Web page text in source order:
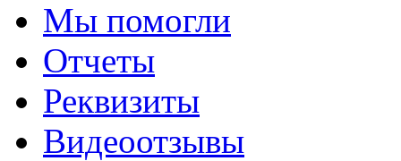
Мы помогли
Отчеты
Реквизиты
Видеоотзывы